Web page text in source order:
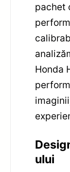
pachet
Honda
ului